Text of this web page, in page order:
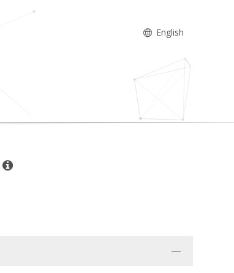
English